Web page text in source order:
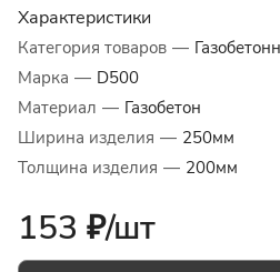
Характеристики
Категория товаров —
Марка — D500
Материал — Газобетон
Ширина изделия — 250мм
Толщина изделия — 200мм
153 ₽/шт